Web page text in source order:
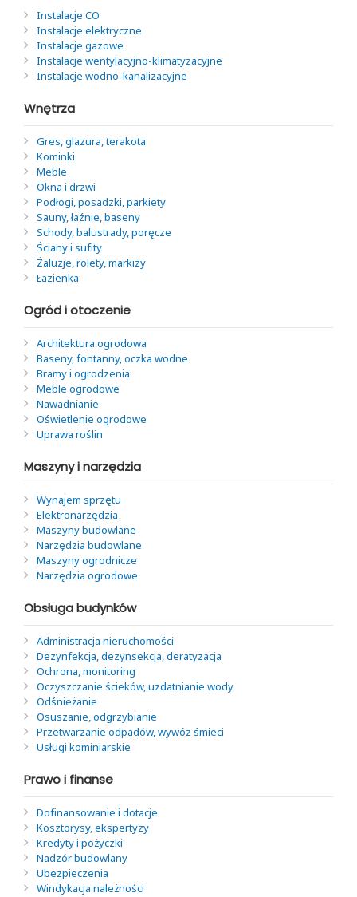
Instalacje CO
Instalacje elektryczne
Instalacje gazowe
Instalacje wentylacyjno-klimatyzacyjne
Instalacje wodno-kanalizacyjne
Wnętrza
Gres, glazura, terakota
Kominki
Meble
Okna i drzwi
Podłogi, posadzki, parkiety
Sauny, łaźnie, baseny
Schody, balustrady, poręcze
Ściany i sufity
Żaluzje, rolety, markizy
Łazienka
Ogród i otoczenie
Architektura ogrodowa
Baseny, fontanny, oczka wodne
Bramy i ogrodzenia
Meble ogrodowe
Nawadnianie
Oświetlenie ogrodowe
Uprawa roślin
Maszyny i narzędzia
Wynajem sprzętu
Elektronarzędzia
Maszyny budowlane
Narzędzia budowlane
Maszyny ogrodnicze
Narzędzia ogrodowe
Obsługa budynków
Administracja nieruchomości
Dezynfekcja, dezynsekcja, deratyzacja
Ochrona, monitoring
Oczyszczanie ścieków, uzdatnianie wody
Odśnieżanie
Osuszanie, odgrzybianie
Przetwarzanie odpadów, wywóz śmieci
Usługi kominiarskie
Prawo i finanse
Dofinansowanie i dotacje
Kosztorysy, ekspertyzy
Kredyty i pożyczki
Nadzór budowlany
Ubezpieczenia
Windykacja należności